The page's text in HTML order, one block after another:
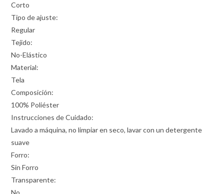
Corto
Tipo de ajuste:
Regular
Tejido:
No-Elástico
Material:
Tela
Composición:
100% Poliéster
Instrucciones de Cuidado:
Lavado a máquina, no limpiar en seco, lavar con un detergente
suave
Forro:
Sin Forro
Transparente: